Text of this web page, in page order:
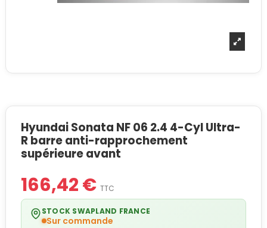
Hyundai Sonata NF 06 2.4 4-Cyl Ultra-
R barre anti-rapprochement
supérieure avant
166,42 € TTC
STOCK SWAPLAND FRANCE
Sur commande